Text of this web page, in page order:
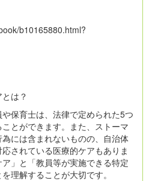
b10165880.html?
は？
保育士は、法律で定められた5つ
とができます。また、ストーマ
には含まれないものの、自治体
されている医療的ケアもありま
」と「教員等が実施できる特定
理解することが大切です。